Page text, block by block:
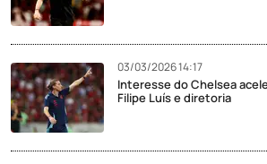
03/03/2026 14:17
Interesse do Chelsea
Filipe Luís e diretoria